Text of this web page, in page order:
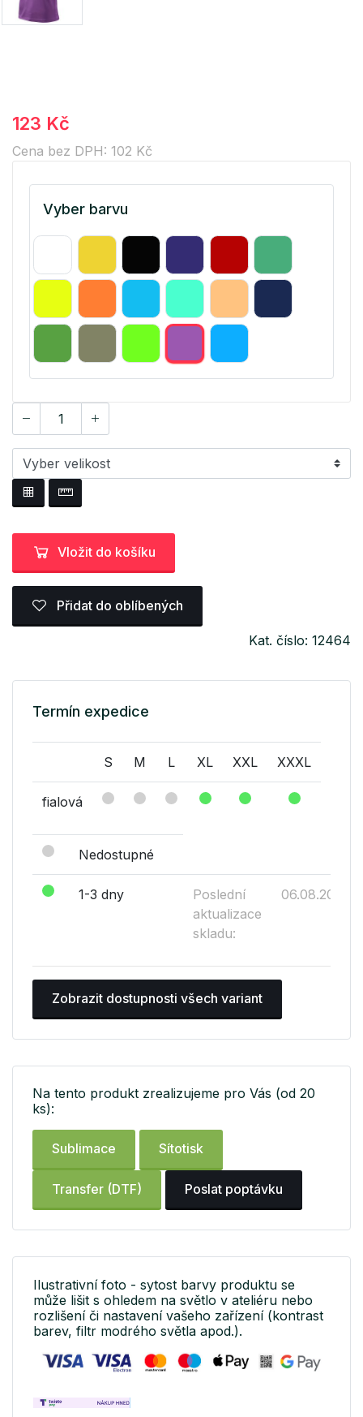
123 Kč
Cena bez DPH: 102 Kč
Vyber barvu
Vložit do košíku
Přidat do oblíbených
Kat. číslo: 12464
Termín expedice
S M L XL XXL XXXL
fialová
Nedostupné
1-3 dny
Poslední
aktualizace
skladu:
06.08.2026
Zobrazit dostupnosti všech variant
Na tento produkt zrealizujeme pro Vás (od 20
ks):
Sublimace Sítotisk
Transfer (DTF) Poslat poptávku
Ilustrativní foto - sytost barvy produktu se
může lišit s ohledem na světlo v ateliéru nebo
rozlišení či nastavení vašeho zařízení (kontrast
barev, filtr modrého světla apod.).